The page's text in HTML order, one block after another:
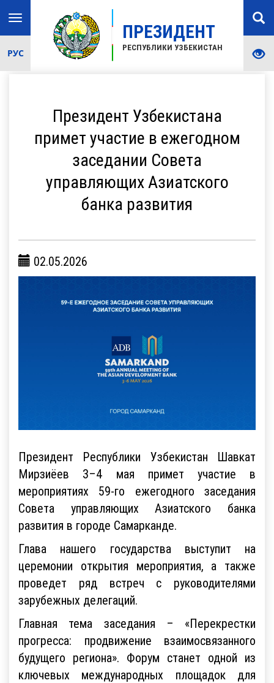
ПРЕЗИДЕНТ
РЕСПУБЛИКИ УЗБЕКИСТАН
Toggle
navigation
РУС
Президент Узбекистана
примет участие в ежегодном
заседании Совета
управляющих Азиатского
банка развития
02.05.2026
Президент Республики Узбекистан Шавкат
Мирзиёев 3–4 мая примет участие в
мероприятиях 59-го ежегодного заседания
Совета управляющих Азиатского банка
развития в городе Самарканде.
Глава нашего государства выступит на
церемонии открытия мероприятия, а также
проведет ряд встреч с руководителями
зарубежных делегаций.
Главная тема заседания – «Перекрестки
прогресса: продвижение взаимосвязанного
будущего региона». Форум станет одной из
ключевых международных площадок для